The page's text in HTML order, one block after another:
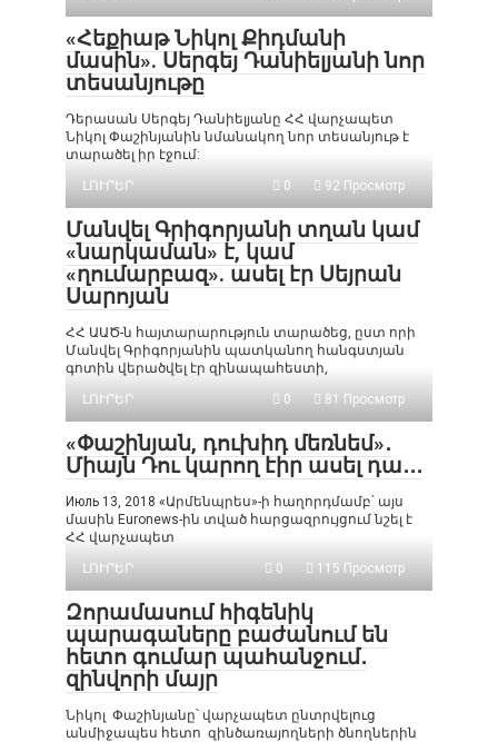
«Հեքիաթ Նիկոլ Քիդմանի
մասին». Սերգեյ Դանիելյանի նոր
տեսանյութը
Դերասան Սերգեյ Դանիելյանը ՀՀ վարչապետ
Նիկոլ Փաշինյանին նմանակող նոր տեսանյութ է
տարածել իր էջում:
ԼՈՒՐԵՐ
0 92 Просмотр
Մանվել Գրիգորյանի տղան կամ
«նարկաման» է, կամ
«ղումարբազ». ասել էր Սեյրան
Սարոյան
ՀՀ ԱԱԾ-ն հայտարարություն տարածեց, ըստ որի
Մանվել Գրիգորյանին պատկանող հանգստյան
գոտին վերածվել էր զինապահեստի,
ԼՈՒՐԵՐ
0 81 Просмотр
«Փաշինյան, դուխիդ մեռնեմ»․
Միայն Դու կարող էիր ասել դա․․․
Июль 13, 2018 «Արմենպրես»-ի հաղորդմամբ՝ այս
մասին Euronews-ին տված հարցազրույցում նշել է
ՀՀ վարչապետ
ԼՈՒՐԵՐ
0 115 Просмотр
Զորամասում հիգենիկ
պարագաները բաժանում են
հետո գումար պահանջում․
զինվորի մայր
Նիկոլ Փաշինյանը՝ վարչապետ ընտրվելուց
անմիջապես հետո զինծառայողների ծնողներին